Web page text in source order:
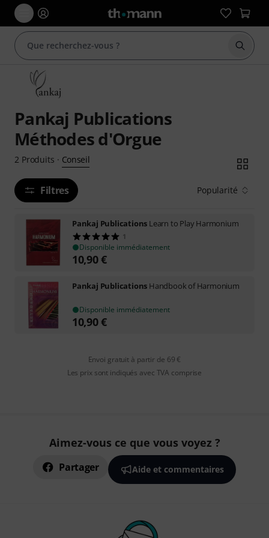
Pankaj Publications
Méthodes d'Orgue
2 Produits · Conseil
Filtres Popularité
Pankaj Publications Learn to Play Harmonium
1
Disponible immédiatement
10,90€
Pankaj Publications Handbook of Harmonium
Disponible immédiatement
10,90€
Envoi gratuit à partir de 69 €
Les prix sont indiqués avec TVA comprise
Aimez-vous ce que vous voyez ?
Partager Aide et commentaires